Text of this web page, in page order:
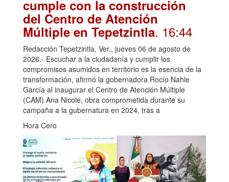
cumple con la construcción
del Centro de Atención
Múltiple en Tepetzintla. 16:44
Redacción Tepetzintla, Ver., jueves 06 de agosto de
2026.- Escuchar a la ciudadanía y cumplir los
compromisos asumidos en territorio es la esencia de la
transformación, afirmó la gobernadora Rocío Nahle
García al inaugurar el Centro de Atención Múltiple
(CAM) Ana Nicole, obra comprometida durante su
campaña a la gubernatura en 2024, tras a
Hora Cero